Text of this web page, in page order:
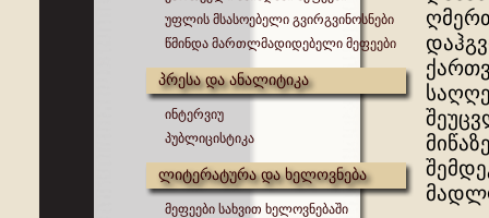
უფლის მსასოებელი გვირგვინოსნები
წმინდა მართლმადიდებელი მეფეები
პრესა და ანალიტიკა
ინტერვიუ
პუბლიცისტიკა
ლიტერატურა და ხელოვნება
მეფეები სახვით ხელოვნებაში